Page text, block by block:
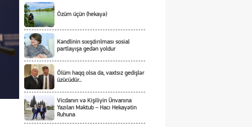
Özüm üçün (hekayə)
Kəndlinin sıxışdırılması sosial
partlayışa gedən yoldur
Ölüm haqq olsa da, vaxtsız gedişlər
üzücüdür...
Vicdanın və Kişiliyin Ünvanına
Yazılan Məktub – Hacı Hekayətin
Ruhuna